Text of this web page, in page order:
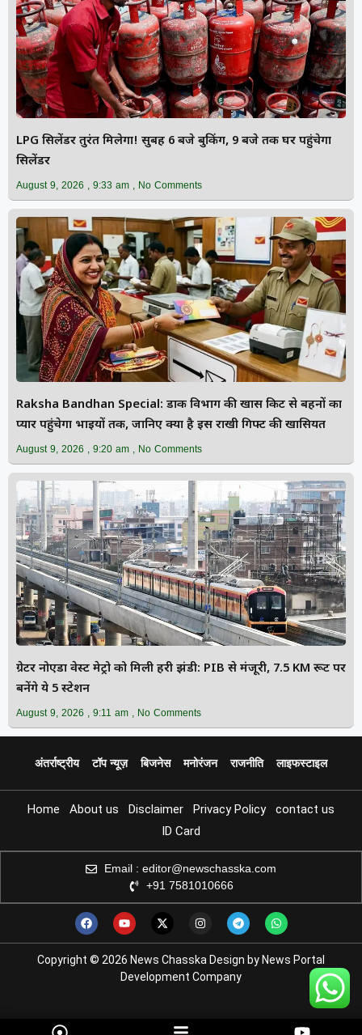
LPG सिलेंडर तुरंत मिलेगा! सुबह 6 बजे बुकिंग, 9 बजे तक घर पहुंचेगा
सिलेंडर
August 9, 2026 9:33 am No Comments
Raksha Bandhan Special: डाक विभाग की खास किट से बहनों का
प्यार पहुंचेगा भाइयों तक, जानिए क्या है इस राखी गिफ्ट की खासियत
August 9, 2026 9:20 am No Comments
ग्रेटर नोएडा वेस्ट मेट्रो को मिली हरी झंडी: PIB से मंजूरी, 7.5 KM रूट पर
बनेंगे ये 5 स्टेशन
August 9, 2026 9:11 am No Comments
अंतर्राष्ट्रीय टॉप न्यूज़ बिजनेस मनोरंजन राजनीति लाइफस्टाइल
Home About us Disclaimer Privacy Policy
contact us
ID Card
Email : editor@newschasska.com
+91 7581010666
Copyright © 2026 News Chasska Design by News Portal
Development Company